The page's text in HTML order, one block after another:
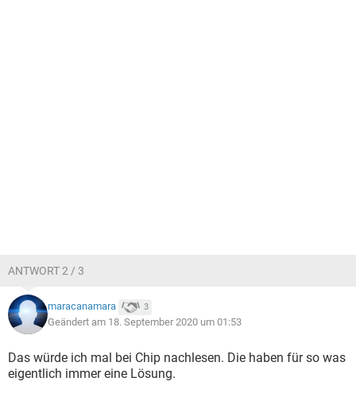
ANTWORT 2 / 3
maracanamara 3
Geändert am 18. September 2020 um 01:53
Das würde ich mal bei Chip nachlesen. Die haben für so was
eigentlich immer eine Lösung.